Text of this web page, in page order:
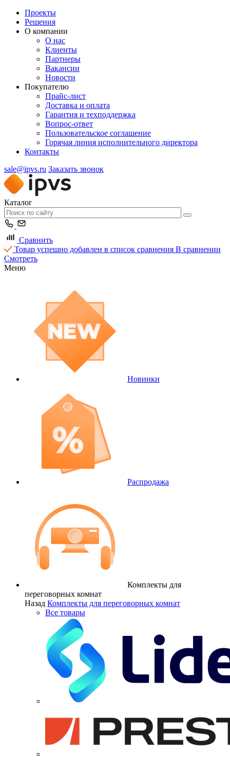
Проекты
Решения
О компании
О нас
Клиенты
Партнеры
Вакансии
Новости
Покупателю
Прайс-лист
Доставка и оплата
Гарантия и техподдержка
Вопрос-ответ
Пользовательское соглашение
Горячая линия исполнительного директора
Контакты
sale@ipvs.ru Заказать звонок
Каталог
Сравнить
Товар успешно добавлен в список сравнения В сравнении
Смотреть
Меню
Новинки
Распродажа
Комплекты для
переговорных комнат
Назад Комплекты для переговорных комнат
Все товары